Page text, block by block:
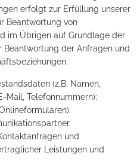
erfolgt zur Erfüllung unserer
Beantwortung von
im Übrigen auf Grundlage der
Beantwortung der Anfragen und
(z.B. Namen,
Mail, Telefonnummern);
und
Leistungen und